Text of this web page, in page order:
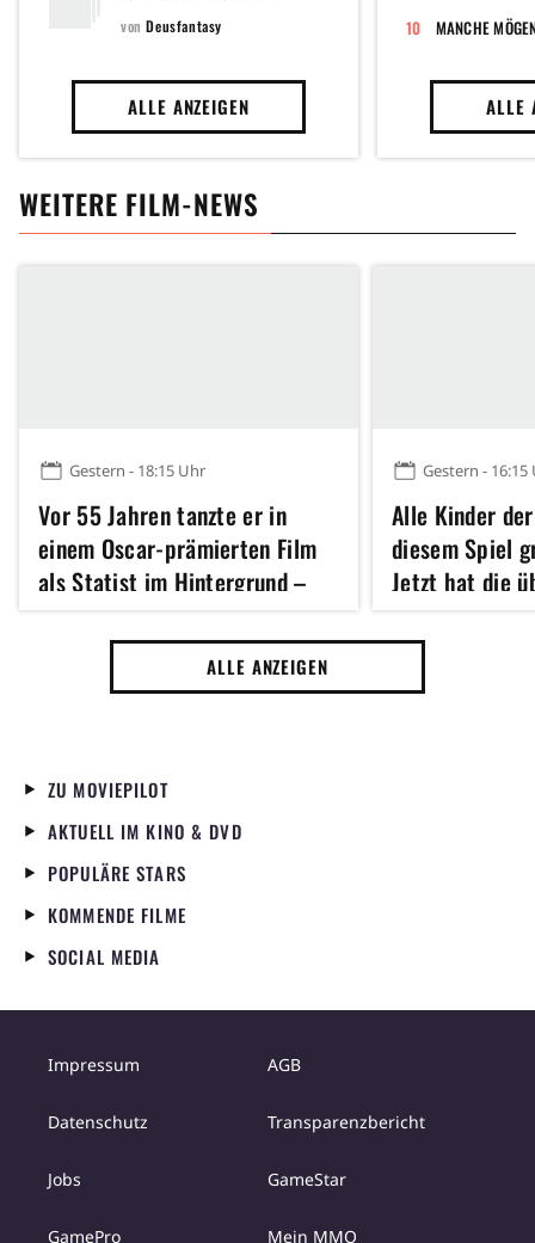
vonDeusfantasy
ALLE ANZEIGEN
MANCHE
ALLE
WEITERE FILM-NEWS
Gestern - 18:15 Uhr
Vor 55 Jahren tanzte er in
einem Oscar-prämierten Film
als Statist im Hintergrund –
heute ist er für viele der
größten Action-Star unserer
Gestern - 16:15
Alle Kinder
diesem Spiel
Jetzt hat die
Fantasy-
Kinostart
ALLE ANZEIGEN
ZU MOVIEPILOT
AKTUELL IM KINO & DVD
POPULÄRE STARS
KOMMENDE FILME
SOCIAL MEDIA
Impressum AGB
Datenschutz Transparenzbericht
Jobs GameStar
GamePro Mein MMO